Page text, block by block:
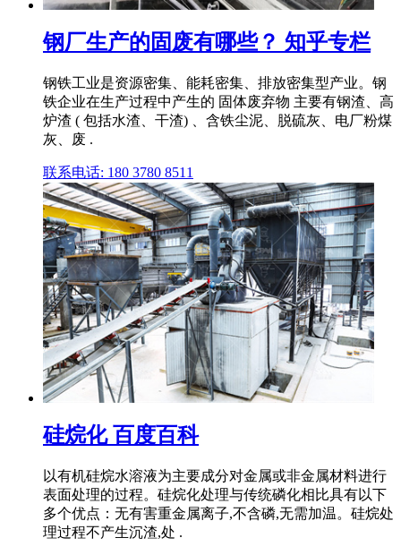
钢厂生产的固废有哪些？ 知乎专栏
钢铁工业是资源密集、能耗密集、排放密集型产业。钢
铁企业在生产过程中产生的 固体废弃物 主要有钢渣、高
炉渣 ( 包括水渣、干渣) 、含铁尘泥、脱硫灰、电厂粉煤
灰、废 .
联系电话: 180 3780 8511
硅烷化 百度百科
以有机硅烷水溶液为主要成分对金属或非金属材料进行
表面处理的过程。硅烷化处理与传统磷化相比具有以下
多个优点：无有害重金属离子,不含磷,无需加温。硅烷处
理过程不产生沉渣,处 .